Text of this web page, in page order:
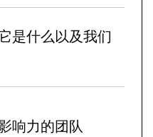
是什么以及我们
响力的团队